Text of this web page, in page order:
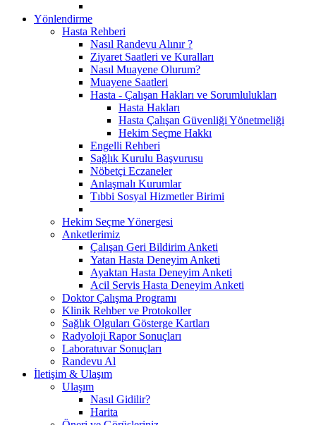
Yönlendirme
Hasta Rehberi
Nasıl Randevu Alınır ?
Ziyaret Saatleri ve Kuralları
Nasıl Muayene Olurum?
Muayene Saatleri
Hasta - Çalışan Hakları ve Sorumlulukları
Hasta Hakları
Hasta Çalışan Güvenliği Yönetmeliği
Hekim Seçme Hakkı
Engelli Rehberi
Sağlık Kurulu Başvurusu
Nöbetçi Eczaneler
Anlaşmalı Kurumlar
Tıbbi Sosyal Hizmetler Birimi
Hekim Seçme Yönergesi
Anketlerimiz
Çalışan Geri Bildirim Anketi
Yatan Hasta Deneyim Anketi
Ayaktan Hasta Deneyim Anketi
Acil Servis Hasta Deneyim Anketi
Doktor Çalışma Programı
Klinik Rehber ve Protokoller
Sağlık Olguları Gösterge Kartları
Radyoloji Rapor Sonuçları
Laboratuvar Sonuçları
Randevu Al
İletişim & Ulaşım
Ulaşım
Nasıl Gidilir?
Harita